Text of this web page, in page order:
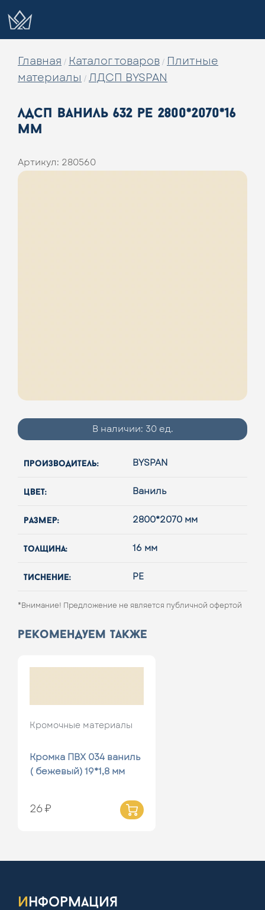
Главная / Каталог товаров /
Плитные
материалы / ЛДСП BYSPAN
лдсп ваниль 632 ре 2800*2070*16
мм
Артикул: 280560
В наличии: 30 ед.
производитель: BYSPAN
цвет: Ваниль
размер: 2800*2070 мм
толщина: 16 мм
тиснение: РЕ
*Внимание! Предложение не является публичной офертой
рекомендуем также
Кромочные материалы
Кромка ПВХ 034 ваниль
( бежевый) 19*1,8 мм
26 ₽
информация